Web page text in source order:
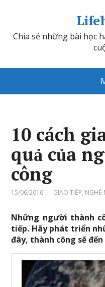
Chia sẻ những bài học
10 cách
quả của
công
15/06/2016 GIAO TIẾP, NGHỀ
Những người thành
tiếp. Hãy phát triển
đây, thành công sẽ